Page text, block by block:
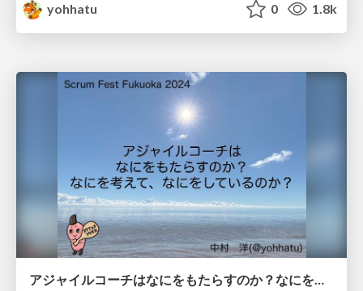
yohhatu
0 1.8k
アジャイルコーチはなにをもたらすのか？なにを考えて、どんなことをしているのか？ / What does Agile Coach bring？